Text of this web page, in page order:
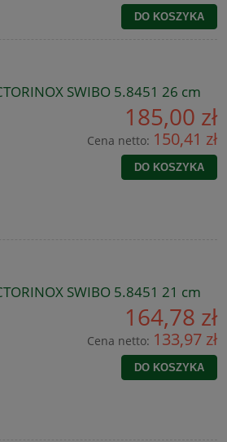
DO KOSZYKA
SWIBO 5.8451 26 cm
185,00 zł
Cena netto: 150,41 zł
DO KOSZYKA
SWIBO 5.8451 21 cm
164,78 zł
Cena netto: 133,97 zł
DO KOSZYKA